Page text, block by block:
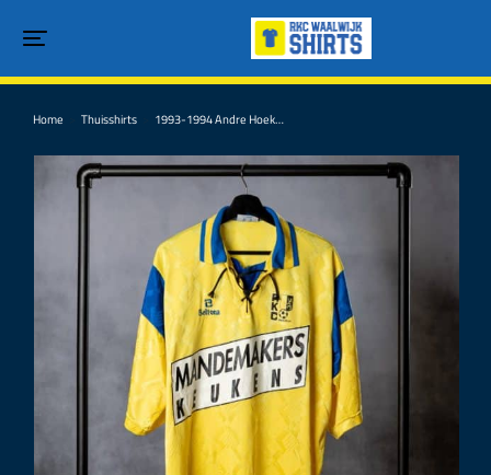
Je bent hier:
Home Thuisshirts 1993-1994 Andre Hoek…